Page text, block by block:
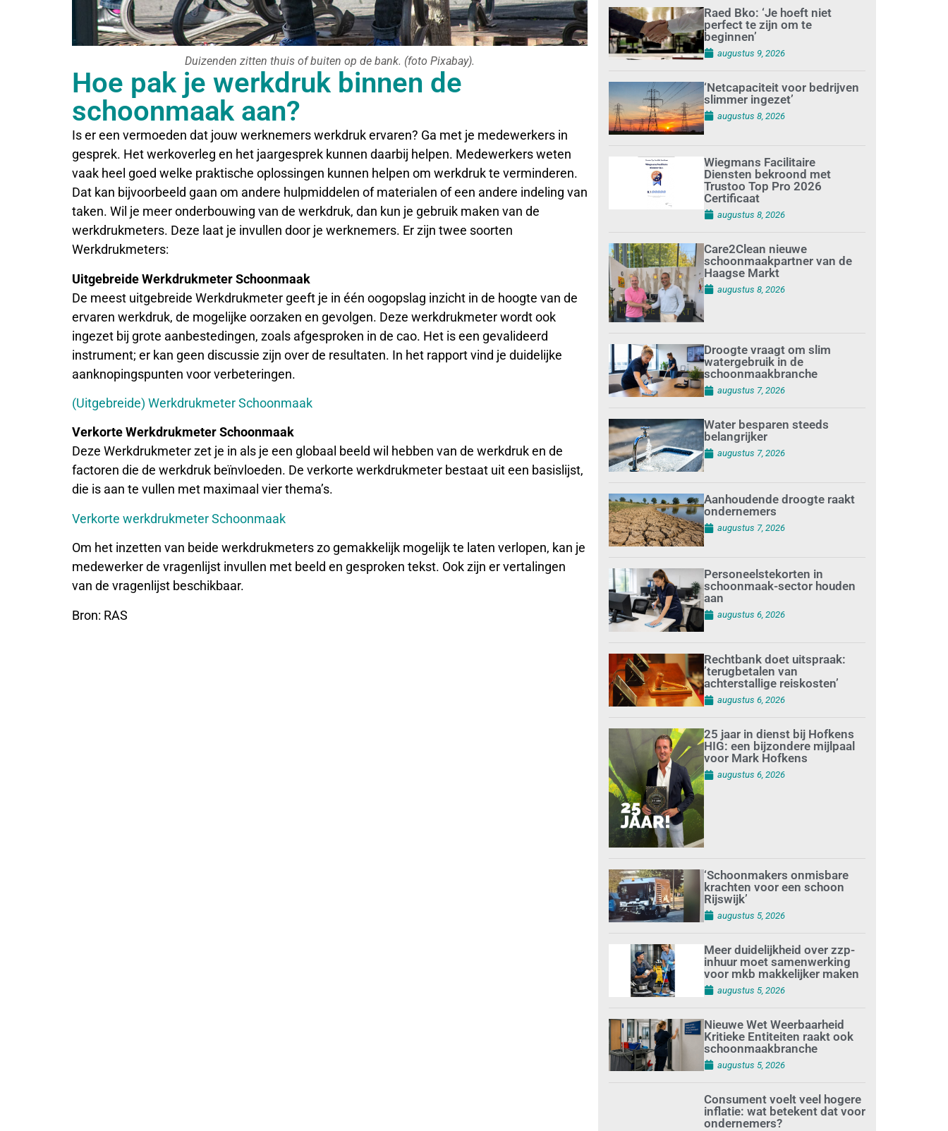
Duizenden zitten thuis of buiten op de bank. (foto Pixabay).
Hoe pak je werkdruk binnen de
schoonmaak aan?
Is er een vermoeden dat jouw werknemers werkdruk ervaren? Ga met je medewerkers in
gesprek. Het werkoverleg en het jaargesprek kunnen daarbij helpen. Medewerkers weten
vaak heel goed welke praktische oplossingen kunnen helpen om werkdruk te verminderen.
Dat kan bijvoorbeeld gaan om andere hulpmiddelen of materialen of een andere indeling van
taken. Wil je meer onderbouwing van de werkdruk, dan kun je gebruik maken van de
werkdrukmeters. Deze laat je invullen door je werknemers. Er zijn twee soorten
Werkdrukmeters:
Uitgebreide Werkdrukmeter Schoonmaak
De meest uitgebreide Werkdrukmeter geeft je in één oogopslag inzicht in de hoogte van de
ervaren werkdruk, de mogelijke oorzaken en gevolgen. Deze werkdrukmeter wordt ook
ingezet bij grote aanbestedingen, zoals afgesproken in de cao. Het is een gevalideerd
instrument; er kan geen discussie zijn over de resultaten. In het rapport vind je duidelijke
aanknopingspunten voor verbeteringen.
(Uitgebreide) Werkdrukmeter Schoonmaak
Verkorte Werkdrukmeter Schoonmaak
Deze Werkdrukmeter zet je in als je een globaal beeld wil hebben van de werkdruk en de
factoren die de werkdruk beïnvloeden. De verkorte werkdrukmeter bestaat uit een basislijst,
die is aan te vullen met maximaal vier thema’s.
Verkorte werkdrukmeter Schoonmaak
Om het inzetten van beide werkdrukmeters zo gemakkelijk mogelijk te laten verlopen, kan je
medewerker de vragenlijst invullen met beeld en gesproken tekst. Ook zijn er vertalingen
van de vragenlijst beschikbaar.
Bron: RAS
Raed Bko: ‘Je hoeft niet
perfect te zijn om te
beginnen’
augustus 9, 2026
‘Netcapaciteit voor bedrijven
slimmer ingezet’
augustus 8, 2026
Wiegmans Facilitaire
Diensten bekroond met
Trustoo Top Pro 2026
Certificaat
augustus 8, 2026
Care2Clean nieuwe
schoonmaakpartner van de
Haagse Markt
augustus 8, 2026
Droogte vraagt om slim
watergebruik in de
schoonmaakbranche
augustus 7, 2026
Water besparen steeds
belangrijker
augustus 7, 2026
Aanhoudende droogte raakt
ondernemers
augustus 7, 2026
Personeelstekorten in
schoonmaak-sector houden
aan
augustus 6, 2026
Rechtbank doet uitspraak:
’terugbetalen van
achterstallige reiskosten’
augustus 6, 2026
25 jaar in dienst bij Hofkens
HIG: een bijzondere mijlpaal
voor Mark Hofkens
augustus 6, 2026
‘Schoonmakers onmisbare
krachten voor een schoon
Rijswijk’
augustus 5, 2026
Meer duidelijkheid over zzp-
inhuur moet samenwerking
voor mkb makkelijker maken
augustus 5, 2026
Nieuwe Wet Weerbaarheid
Kritieke Entiteiten raakt ook
schoonmaakbranche
augustus 5, 2026
Consument voelt veel hogere
inflatie: wat betekent dat voor
ondernemers?